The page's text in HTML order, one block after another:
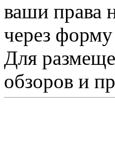
ваши права
через
Для
обзоров и